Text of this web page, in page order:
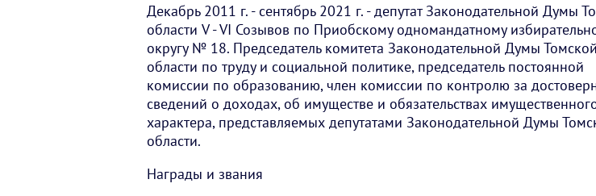
Декабрь 2011 г. - сентябрь 2021 г. - депутат Законодательной Думы
области V - VI Созывов по Приобскому одномандатному
округу № 18. Председатель комитета Законодательной Думы Томской
области по труду и социальной политике, председатель постоянной
комиссии по образованию, член комиссии по контролю за
сведений о доходах, об имуществе и обязательствах
характера, представляемых депутатами Законодательной Думы
области.
Награды и звания